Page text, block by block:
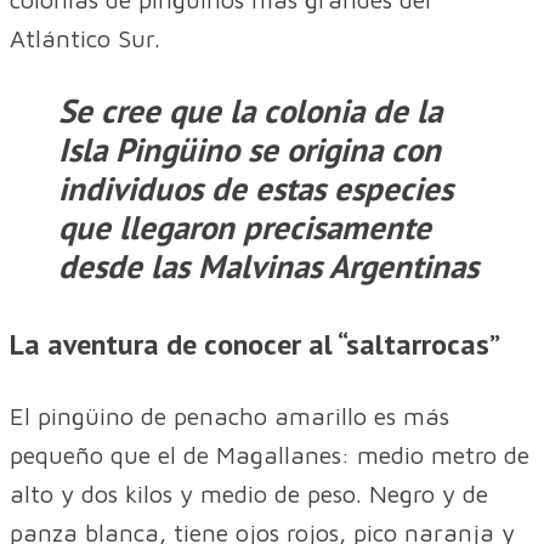
Atlántico Sur.
Se cree que la colonia de la
Isla Pingüino se origina con
individuos de estas especies
que llegaron precisamente
desde las Malvinas Argentinas
La aventura de conocer al “saltarrocas”
El pingüino de penacho amarillo es más
pequeño que el de Magallanes: medio metro de
alto y dos kilos y medio de peso. Negro y de
panza blanca, tiene ojos rojos, pico naranja y